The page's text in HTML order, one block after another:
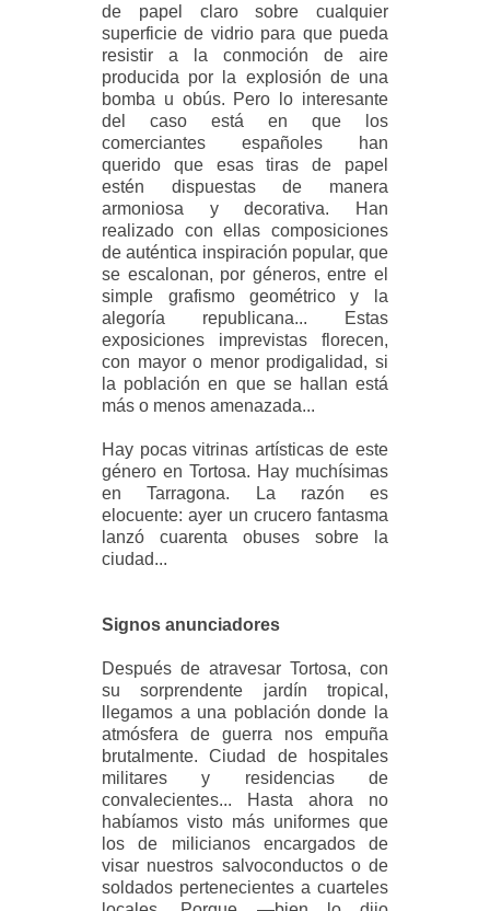
de papel claro sobre cualquier
superficie de vidrio para que pueda
resistir a la conmoción de aire
producida por la explosión de una
bomba u obús. Pero lo interesante
del caso está en que los
comerciantes españoles han
querido que esas tiras de papel
estén dispuestas de manera
armoniosa y decorativa. Han
realizado con ellas composiciones
de auténtica inspiración popular, que
se escalonan, por géneros, entre el
simple grafismo geométrico y la
alegoría republicana... Estas
exposiciones imprevistas florecen,
con mayor o menor prodigalidad, si
la población en que se hallan está
más o menos amenazada...
Hay pocas vitrinas artísticas de este
género en Tortosa. Hay muchísimas
en Tarragona. La razón es
elocuente: ayer un crucero fantasma
lanzó cuarenta obuses sobre la
ciudad...
Signos anunciadores
Después de atravesar Tortosa, con
su sorprendente jardín tropical,
llegamos a una población donde la
atmósfera de guerra nos empuña
brutalmente. Ciudad de hospitales
militares y residencias de
convalecientes... Hasta ahora no
habíamos visto más uniformes que
los de milicianos encargados de
visar nuestros salvoconductos o de
soldados pertenecientes a cuarteles